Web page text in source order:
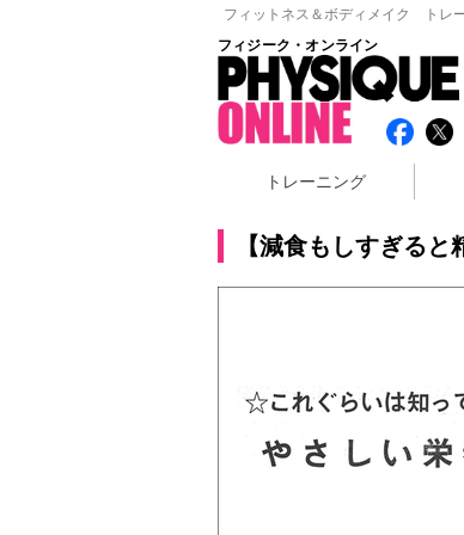
フィットネス＆ボディメイク トレ
フィジーク・オンライン
トレーニング
【減食もしすぎる